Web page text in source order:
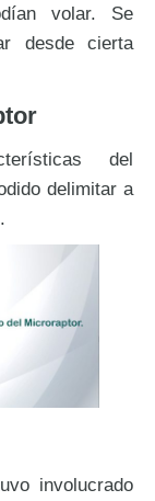
volar. Se
desde cierta
del
delimitar a
involucrado